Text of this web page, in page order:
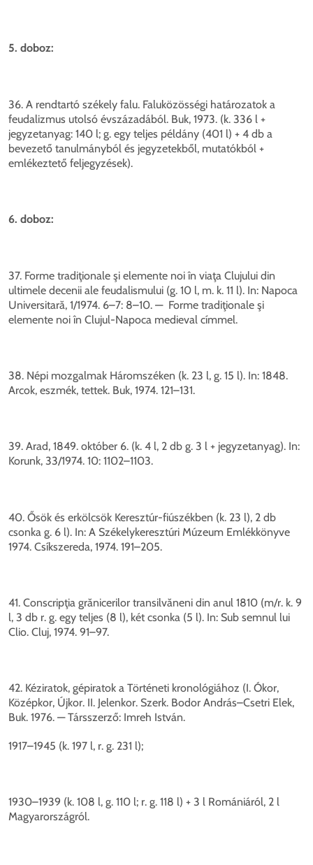
5. doboz:
36. A rendtartó székely falu. Faluközösségi határozatok a
feudalizmus utolsó évszázadából. Buk, 1973. (k. 336 l +
jegyzetanyag: 140 l; g. egy teljes példány (401 l) + 4 db a
bevezető tanulmányból és jegyzetekből, mutatókból +
emlékeztető feljegyzések).
6. doboz:
37. Forme tradiţionale şi elemente noi în viaţa Clujului din
ultimele decenii ale feudalismului (g. 10 l, m. k. 11 l). In: Napoca
Universitară, 1/1974. 6–7: 8–10. — Forme tradiţionale şi
elemente noi în Clujul-Napoca medieval címmel.
38. Népi mozgalmak Háromszéken (k. 23 l, g. 15 l). In: 1848.
Arcok, eszmék, tettek. Buk, 1974. 121–131.
39. Arad, 1849. október 6. (k. 4 l, 2 db g. 3 l + jegyzetanyag). In:
Korunk, 33/1974. 10: 1102–1103.
40. Ősök és erkölcsök Keresztúr-fiúszékben (k. 23 l), 2 db
csonka g. 6 l). In: A Székelykeresztúri Múzeum Emlékkönyve
1974. Csíkszereda, 1974. 191–205.
41. Conscripţia grănicerilor transilvăneni din anul 1810 (m/r. k. 9
l, 3 db r. g. egy teljes (8 l), két csonka (5 l). In: Sub semnul lui
Clio. Cluj, 1974. 91–97.
42. Kéziratok, gépiratok a Történeti kronológiához (I. Ókor,
Középkor, Újkor. II. Jelenkor. Szerk. Bodor András–Csetri Elek,
Buk. 1976. — Társszerző: Imreh István.
1917–1945 (k. 197 l, r. g. 231 l);
1930–1939 (k. 108 l, g. 110 l; r. g. 118 l) + 3 l Romániáról, 2 l
Magyarországról.